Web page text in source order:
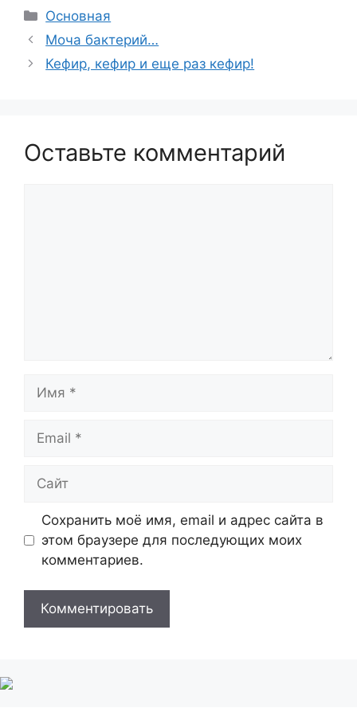
Рубрики
Основная
Моча бактерий…
Кефир, кефир и еще раз кефир!
Оставьте комментарий
Сохранить моё имя, email и адрес сайта в
этом браузере для последующих моих
комментариев.